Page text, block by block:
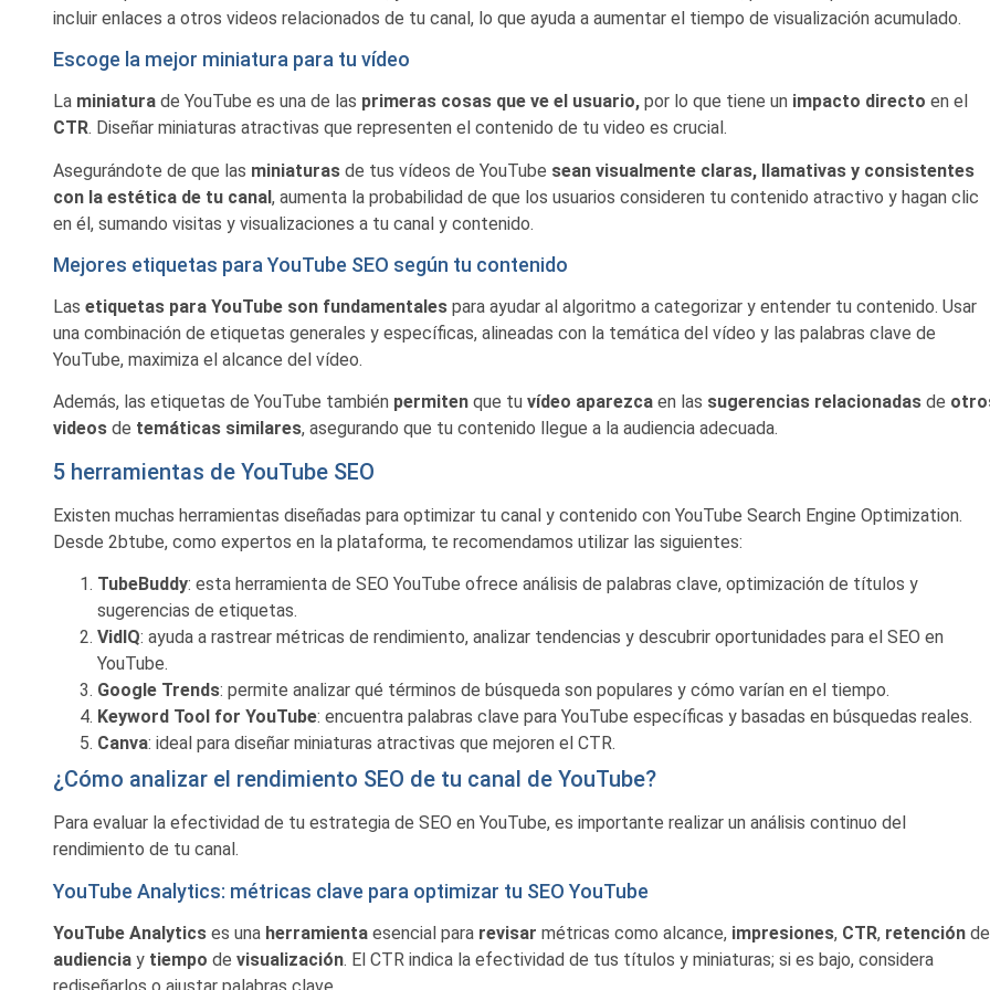
incluir enlaces a otros videos relacionados de tu canal, lo que ayuda a aumentar el tiempo de visualización acumulado.
Escoge la mejor miniatura para tu vídeo
La miniatura de YouTube es una de las primeras cosas que ve el usuario, por lo que tiene un impacto directo en el
CTR. Diseñar miniaturas atractivas que representen el contenido de tu video es crucial.
Asegurándote de que las miniaturas de tus vídeos de YouTube sean visualmente claras, llamativas y consistentes
con la estética de tu canal, aumenta la probabilidad de que los usuarios consideren tu contenido atractivo y hagan clic
en él, sumando visitas y visualizaciones a tu canal y contenido.
Mejores etiquetas para YouTube SEO según tu contenido
Las etiquetas para YouTube son fundamentales para ayudar al algoritmo a categorizar y entender tu contenido. Usar
una combinación de etiquetas generales y específicas, alineadas con la temática del vídeo y las palabras clave de
YouTube, maximiza el alcance del vídeo.
Además, las etiquetas de YouTube también permiten que tu vídeo aparezca en las sugerencias relacionadas de
videos de temáticas similares, asegurando que tu contenido llegue a la audiencia adecuada.
5 herramientas de YouTube SEO
Existen muchas herramientas diseñadas para optimizar tu canal y contenido con YouTube Search Engine Optimization.
Desde 2btube, como expertos en la plataforma, te recomendamos utilizar las siguientes:
TubeBuddy: esta herramienta de SEO YouTube ofrece análisis de palabras clave, optimización de títulos y
sugerencias de etiquetas.
VidIQ: ayuda a rastrear métricas de rendimiento, analizar tendencias y descubrir oportunidades para el SEO en
YouTube.
Google Trends: permite analizar qué términos de búsqueda son populares y cómo varían en el tiempo.
Keyword Tool for YouTube: encuentra palabras clave para YouTube específicas y basadas en búsquedas reales.
Canva: ideal para diseñar miniaturas atractivas que mejoren el CTR.
¿Cómo analizar el rendimiento SEO de tu canal de YouTube?
Para evaluar la efectividad de tu estrategia de SEO en YouTube, es importante realizar un análisis continuo del
rendimiento de tu canal.
YouTube Analytics: métricas clave para optimizar tu SEO YouTube
YouTube Analytics es una herramienta esencial para revisar métricas como alcance, impresiones, CTR, retención de
audiencia y tiempo de visualización. El CTR indica la efectividad de tus títulos y miniaturas; si es bajo, considera
rediseñarlos o ajustar palabras clave.